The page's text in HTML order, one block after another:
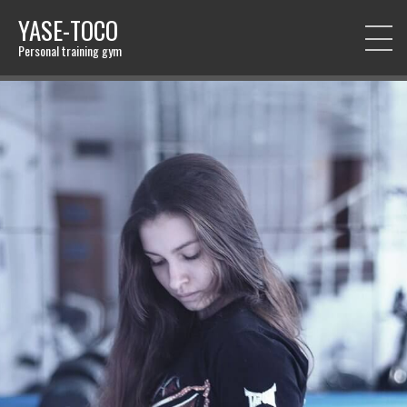
YASE-TOCO
Personal training gym